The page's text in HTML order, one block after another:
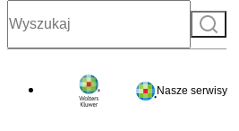
Szukaj
Nasze serwisy